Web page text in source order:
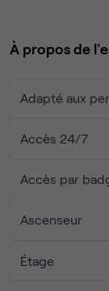
participants.
Accès 24h/24,
À propos de
Adapté aux
Accès 24/7
Accès par
Ascenseur
Étage